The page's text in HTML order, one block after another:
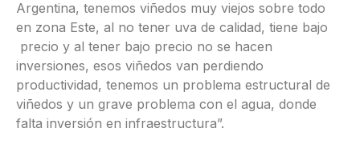
Argentina, tenemos viñedos muy viejos sobre todo
en zona Este, al no tener uva de calidad, tiene bajo
precio y al tener bajo precio no se hacen
inversiones, esos viñedos van perdiendo
productividad, tenemos un problema estructural de
viñedos y un grave problema con el agua, donde
falta inversión en infraestructura”.